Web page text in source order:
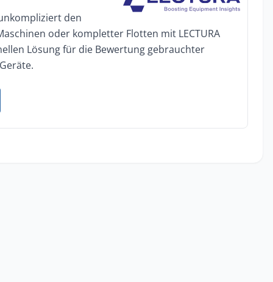
den
oder kompletter Flotten mit LECTURA
Lösung für die Bewertung gebrauchter